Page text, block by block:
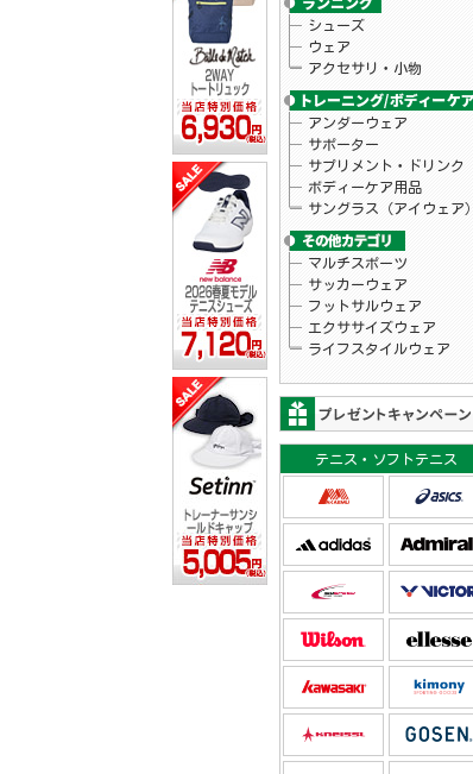
シューズ
ウェア
アクセサリ・小物
アンダーウェア
サポーター
サプリメント・ドリンク
ボディーケア用品
サングラス（アイウェア）
マルチスポーツ
サッカーウェア
フットサルウェア
エクササイズウェア
ライフスタイルウェア
テニス・ソフトテニス